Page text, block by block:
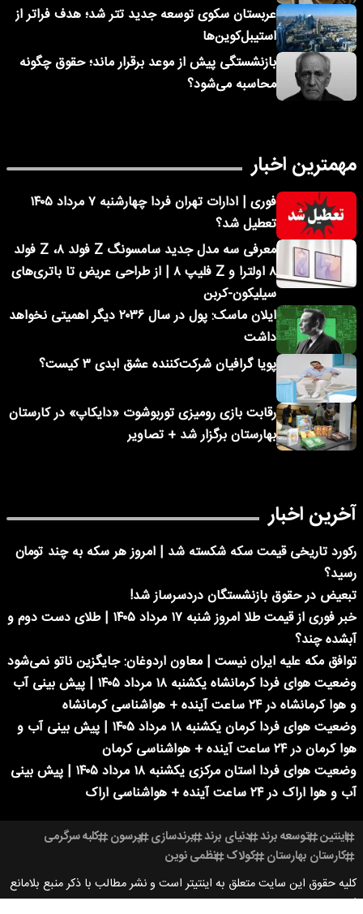
عربستان سکوی توسعه جدید تتر شد؛ هدف فراتر از
استیبل‌کوین‌ها
بازنشستگی پیش از موعد برقرار ماند؛ حقوق چگونه
محاسبه می‌شود؟
مهمترین اخبار
فوری | ادارات تهران فردا چهارشنبه ۷ مرداد ۱۴۰۵
تعطیل شد؟
معرفی سه مدل جدید سامسونگ Z فولد ۸، Z فولد
۸ اولترا و Z فلیپ ۸ | از طراحی عریض تا باتری‌های
سیلیکون-کربن
ایلان ماسک: پول در سال ۲۰۳۶ دیگر اهمیتی نخواهد
داشت
پویا گرافیان شرکت‌کننده عشق ابدی ۳ کیست؟
رقابت بازی رومیزی توربوشوت «دایکاپ» در کارستان
بهارستان برگزار شد + تصاویر
آخرین اخبار
رکورد تاریخی قیمت سکه شکسته شد | امروز هر سکه به چند تومان
رسید؟
تبعیض در حقوق بازنشستگان دردسرساز شد!
خبر فوری از قیمت طلا امروز شنبه ۱۷ مرداد ۱۴۰۵ | طلای دست دوم و
آبشده چند؟
توافق مکه علیه ایران نیست | معاون اردوغان: جایگزین ناتو نمی‌شود
وضعیت هوای فردا کرمانشاه یکشنبه ۱۸ مرداد ۱۴۰۵ | پیش بینی آب
و هوا کرمانشاه در ۲۴ ساعت آینده + هواشناسی کرمانشاه
وضعیت هوای فردا کرمان یکشنبه ۱۸ مرداد ۱۴۰۵ | پیش بینی آب و
هوا کرمان در ۲۴ ساعت آینده + هواشناسی کرمان
وضعیت هوای فردا استان مرکزی یکشنبه ۱۸ مرداد ۱۴۰۵ | پیش بینی
آب و هوا اراک در ۲۴ ساعت آینده + هواشناسی اراک
اینتین توسعه برند دنیای برند برندسازی پرسون کلبه سرگرمی
کارستان بهارستان کولاک نظمی نوین
کلیه حقوق این سایت متعلق به اینتیتر است و نشر مطالب با ذکر منبع بلامانع
است.